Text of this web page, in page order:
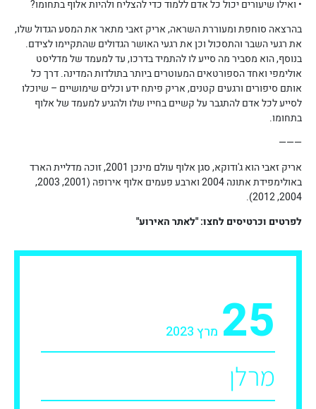
• ואילו שיעורים יכול כל אדם ללמוד כדי להצליח ולהיות אלוף בתחומו?
בהרצאה סוחפת ומעוררת השראה, אריק זאבי מתאר את המסע הגדול שלו,
את רגעי השבר והתסכול וכן את רגעי האושר הגדולים שהתקיימו לצידם.
בנוסף, הוא מסביר מה סייע לו להתמיד בדרכו, עד למעמד של מדליסט
אולימפי ואחד הספורטאים המעוטרים ביותר בתולדות המדינה. דרך כל
אותם סיפורים ורגעים קטנים, אריק פיתח ידע וכלים שימושיים – שיוכלו
לסייע לכל אדם להתגבר על קשיים בחייו שלו ולהגיע למעמד של אלוף
בתחומו.
———
אריק זאבי הוא ג'ודוקא, סגן אלוף עולם מינכן 2001, זוכה מדליית הארד
באולימפידת אתונה 2004 וארבע פעמים אלוף אירופה (2001, 2003,
2004, 2012).
לפרטים וכרטיסים לחצו: "לאתר האירוע"
25 מרץ 2023
מרלן